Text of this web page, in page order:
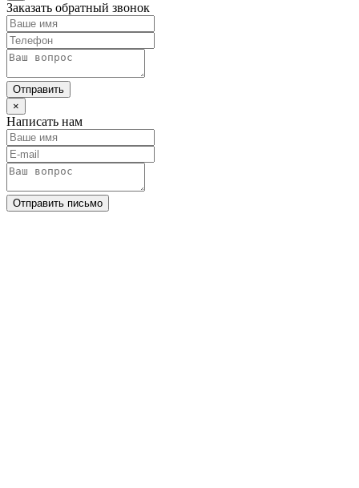
Заказать обратный звонок
Отправить
×
Написать нам
Отправить письмо